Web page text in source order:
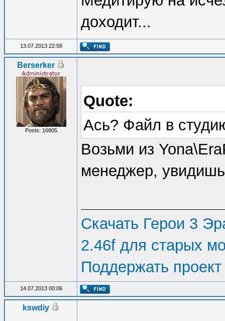
доходит...
13.07.2013 22:58
Berserker
Posts: 16805
Quote:
Ась? Файл в
Возьми из
менеджер,
Скачать Герои 3
2.46f для старых
Поддержать проект
14.07.2013 00:06
kswdiy